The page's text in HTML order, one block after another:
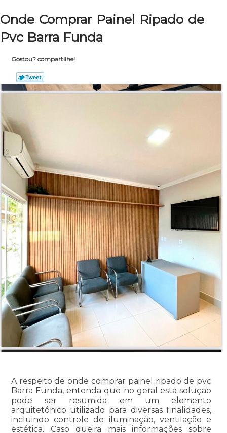
Onde Comprar Painel Ripado de
Pvc Barra Funda
Gostou? compartilhe!
A respeito de onde comprar painel ripado de pvc
Barra Funda, entenda que no geral esta solução
pode ser resumida em um elemento
arquitetônico utilizado para diversas finalidades,
incluindo controle de iluminação, ventilação e
estética. Caso queira mais informações sobre